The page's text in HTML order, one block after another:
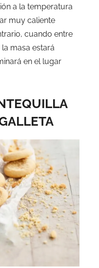
a la temperatura
muy caliente
cuando entre
masa estará
en el lugar